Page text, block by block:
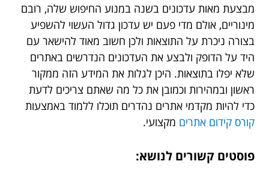
מבצעת מאות עדכונים בשנה במנוע החיפוש שלה, רובם
מינוריים, אולם מדי פעם יש עדכון גדול העשוי להשפיע
בצורה ניכרת על התוצאות ולכן חשוב מאוד להישאר עם
היד על הדופק ולבצע את העדכונים הנדרשים באתרים
שלא יפלו בתוצאות. היכן לגלות את המידע הזה ממקור
ראשון ובמהירות וכמובן את כל מה שאתם צריכים לדעת
כדי להיות מקדמי אתרים נהדרים תוכלו ללמוד באמצעות
קורס קידום אתרים מקצועי.
פוסטים קשורים לנושא: